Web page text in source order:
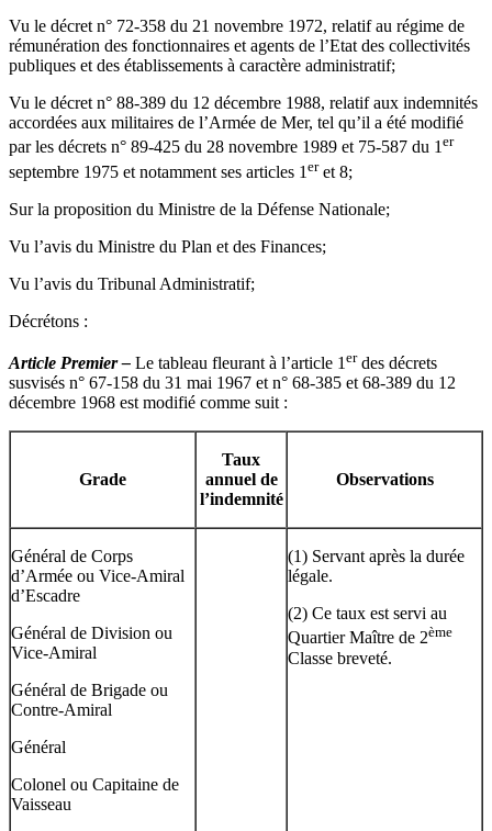
Vu le décret n° 72-358 du 21 novembre 1972, relatif au régime de
rémunération des fonctionnaires et agents de l’Etat des collectivités
publiques et des établissements à caractère administratif;
Vu le décret n° 88-389 du 12 décembre 1988, relatif aux indemnités
accordées aux militaires de l’Armée de Mer, tel qu’il a été modifié
par les décrets n° 89-425 du 28 novembre 1989 et 75-587 du 1er
septembre 1975 et notamment ses articles 1 eret 8;
Sur la proposition du Ministre de la Défense Nationale;
Vu l’avis du Ministre du Plan et des Finances;
Vu l’avis du Tribunal Administratif;
Décrétons :
Article Premier – Le tableau fleurant à l’article 1 erdes décrets
susvisés n° 67-158 du 31 mai 1967 et n° 68-385 et 68-389 du 12
décembre 1968 est modifié comme suit :
Grade
Taux
annuel de
l’indemnité
Observations
Général de Corps
d’Armée ou Vice-Amiral
d’Escadre
Général de Division ou
Vice-Amiral
Général de Brigade ou
Contre-Amiral
Général
Colonel ou Capitaine de
Vaisseau
(1) Servant après la durée
légale.
(2) Ce taux est servi au
Quartier Maître de 2ème
Classe breveté.